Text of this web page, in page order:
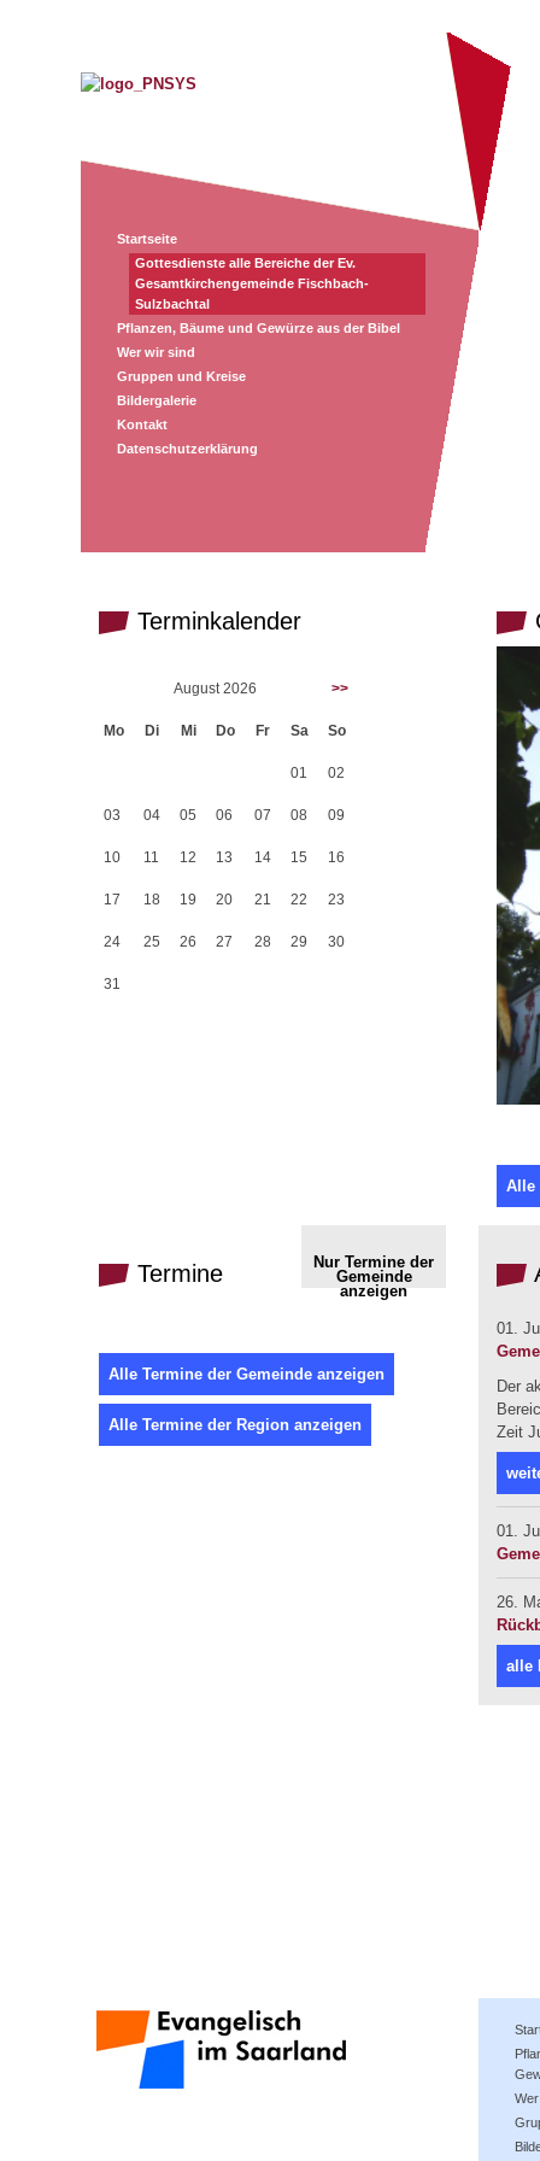
Startseite
Gottesdienste alle Bereiche der Ev.
Gesamtkirchengemeinde Fischbach-
Sulzbachtal
Pflanzen, Bäume und Gewürze aus der Bibel
Wer wir sind
Gruppen und Kreise
Bildergalerie
Kontakt
Datenschutzerklärung
Terminkalender
August 2026 >>
Mo Di Mi Do Fr Sa So
01 02
03 04 05 06 07 08 09
10 11 12 13 14 15 16
17 18 19 20 21 22 23
24 25 26 27 28 29 30
31
Alle
Termine
Nur Termine der
Gemeinde
anzeigen
Alle Termine der Gemeinde anzeigen
Alle Termine der Region anzeigen
01.
Der
Zeit
01.
26.
alle